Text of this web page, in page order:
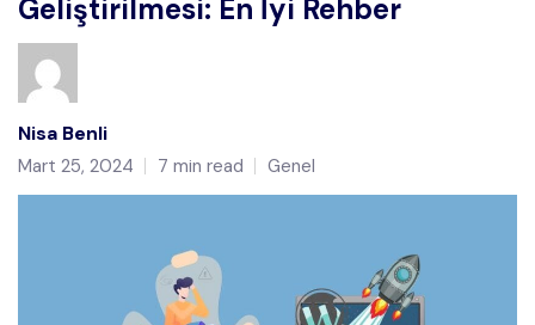
Geliştirilmesi: En İyi Rehber
Nisa Benli
Mart 25, 2024 7 min read Genel